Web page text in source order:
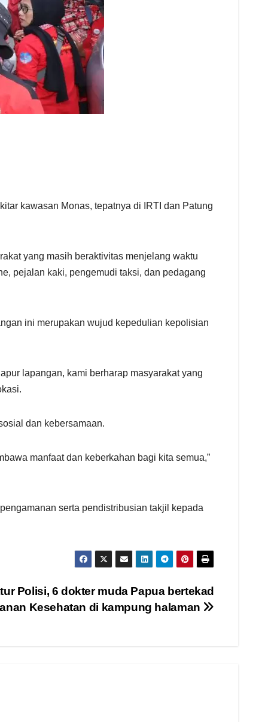
kawasan Monas, tepatnya di IRTI dan Patung
yang masih beraktivitas menjelang waktu
pejalan kaki, pengemudi taksi, dan pedagang
ini merupakan wujud kepedulian kepolisian
lapangan, kami berharap masyarakat yang
dan kebersamaan.
manfaat dan keberkahan bagi kita semua,”
serta pendistribusian takjil kepada
Polisi, 6 dokter muda Papua bertekad
Kesehatan di kampung halaman